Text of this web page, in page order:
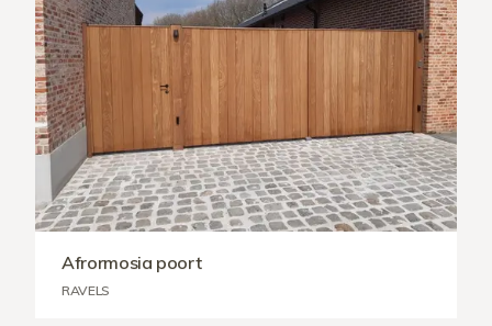
Afrormosia poort
RAVELS